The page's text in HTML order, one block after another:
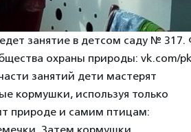
занятие в детсом саду №
охраны природы: vk.com/
занятий дети мастерят
кормушки, используя только
природе и самим птицам: